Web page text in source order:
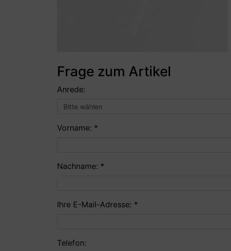
Frage zum Artikel
Anrede:
Vorname: *
Nachname: *
Ihre E-Mail-Adresse: *
Telefon: